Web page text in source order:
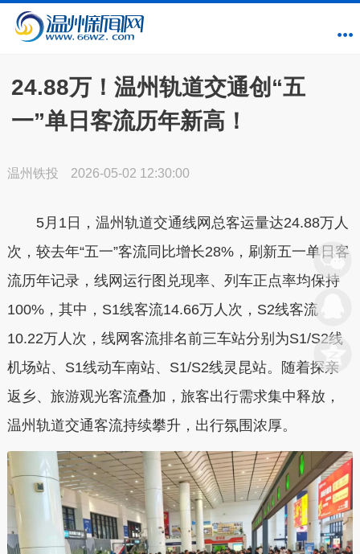
24.88万！温州轨道交通创“五
一”单日客流历年新高！
温州铁投 2026-05-02 12:30:00
5月1日，温州轨道交通线网总客运量达24.88万人
次，较去年“五一”客流同比增长28%， 刷新五一单日客
流历年记录，线网运行图兑现率、 列车正点率均保持
100%，其中， S1线客流14.66万人次， S2线客流
10.22万人次，线网客流排名前三车站分别为S1/S2线
机场站、S1线动车南站、S1/S2线灵昆站。随着探亲
返乡、旅游观光客流叠加，旅客出行需求集中释放，
温州轨道交通客流持续攀升，出行氛围浓厚。